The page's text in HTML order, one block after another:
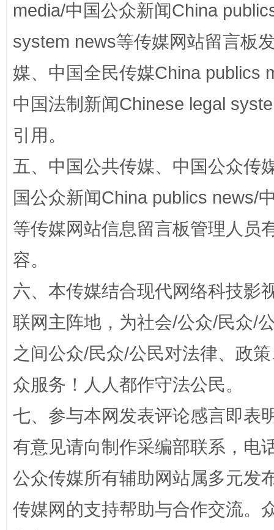
招工难、用工荒背后
网上购药对药下症？
media/中国公众新闻China
system news等传媒网站留言板
媒、中国全民传媒China publics
中国法制新闻Chinese legal
引用。
五、中国公共传媒、中国公众传
国公众新闻China publics news/
等传媒网站信息留言板管理人员
容。
六、本传媒结合现代网络科技影
联网主阵地，为社会/公众/民众/
之间公众/民众/公民对法律、政
众服务！人人都作守法公民。
七、参与本网发表评论感言即表
有意见请向制作采编部联系，电
公众传媒所有辅助网站属多元发
传媒网的支持帮助与合作交流。